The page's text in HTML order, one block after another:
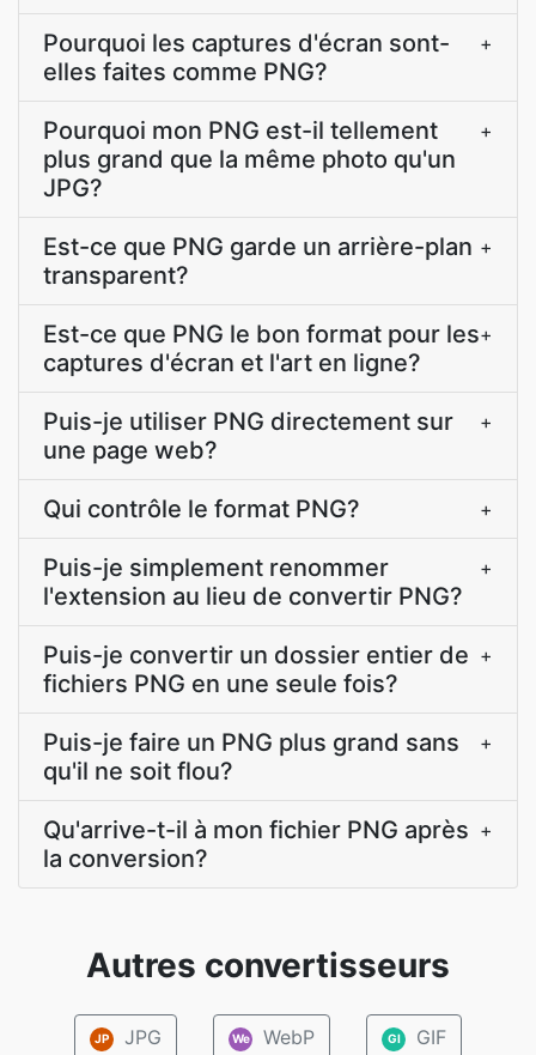
Pourquoi les captures d'écran sont-
elles faites comme PNG?
+
Pourquoi mon PNG est-il tellement
plus grand que la même photo qu'un
JPG?
+
Est-ce que PNG garde un arrière-plan
transparent?
+
Est-ce que PNG le bon format pour les
captures d'écran et l'art en ligne?
+
Puis-je utiliser PNG directement sur
une page web?
+
Qui contrôle le format PNG? +
Puis-je simplement renommer
l'extension au lieu de convertir PNG?
+
Puis-je convertir un dossier entier de
fichiers PNG en une seule fois?
+
Puis-je faire un PNG plus grand sans
qu'il ne soit flou?
+
Qu'arrive-t-il à mon fichier PNG après
la conversion?
+
Autres convertisseurs
JP JPG We WebP GI GIF